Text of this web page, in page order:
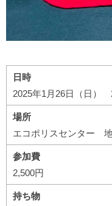
日時
2025年1月26日（日）
場所
エコポリスセンター
参加費
2,500円
持ち物